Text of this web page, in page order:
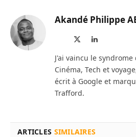
Akandé Philippe
LinkedIn
J'ai vaincu le
Cinéma, Tech et
écrit à Google et
Trafford.
ARTICLES SIMILAIRES